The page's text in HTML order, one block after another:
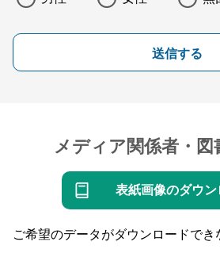
送信する
メディア関係者・図
表紙画像のダウン
ご希望のデータがダウンロードで